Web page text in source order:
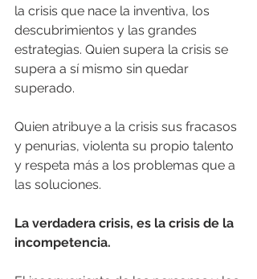
la crisis que nace la inventiva, los
descubrimientos y las grandes
estrategias. Quien supera la crisis se
supera a sí mismo sin quedar
superado.
Quien atribuye a la crisis sus fracasos
y penurias, violenta su propio talento
y respeta más a los problemas que a
las soluciones.
La verdadera crisis, es la crisis de la
incompetencia.